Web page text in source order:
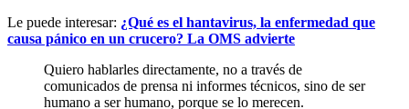
Le puede interesar: ¿Qué es el hantavirus, la enfermedad que
causa pánico en un crucero? La OMS advierte
Quiero hablarles directamente, no a través de
comunicados de prensa ni informes técnicos, sino de ser
humano a ser humano, porque se lo merecen.